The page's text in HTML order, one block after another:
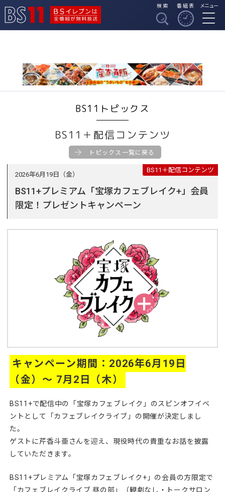
BSイレブンは全番組
検索 番組表 メニュー
BS11トピックス
BS11＋配信コンテンツ
トピックス一覧に戻る
2026年6月19日（金）
BS11＋配信コンテンツ
BS11+プレミアム「宝塚カフェブレイク+」会員
限定！プレゼントキャンペーン
キャンペーン期間：2026年6月19日
（金）～ 7月2日（木）
BS11+で配信中の「宝塚カフェブレイク」のスピンオフイベ
ントとして「カフェブレイクライブ」の開催が決定しまし
た。
ゲストに芹香斗亜さんを迎え、現役時代の貴重なお話を披露
していただきます。
BS11+プレミアム「宝塚カフェブレイク+」の会員の方限定で
「カフェブレイクライブ 昼の部」（観劇なし・トークサロン